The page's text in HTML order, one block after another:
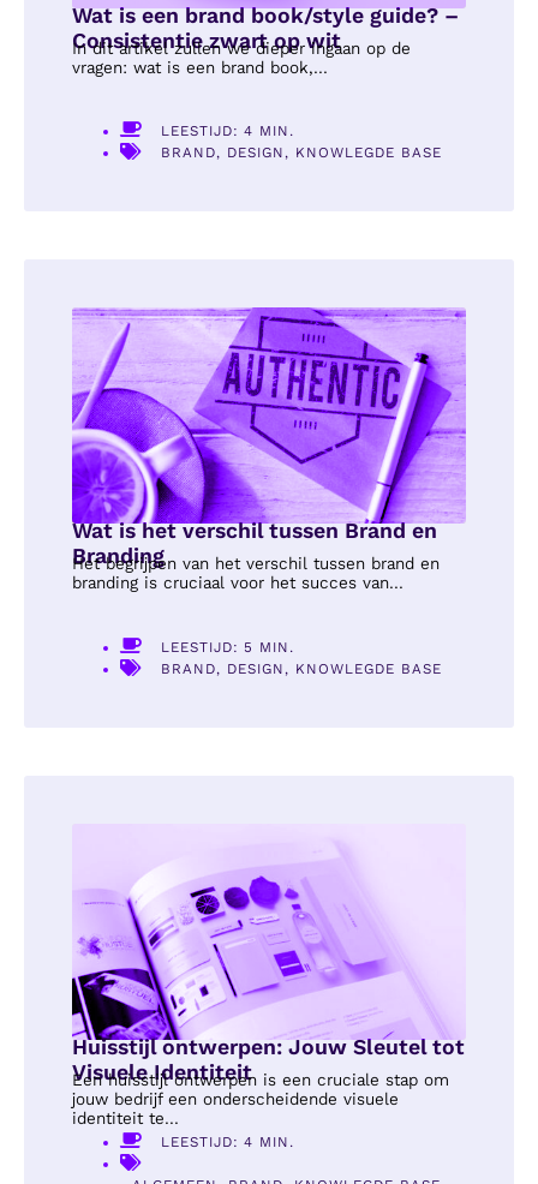
Wat is een brand book/style guide? –
Consistentie zwart op wit
In dit artikel zullen we dieper ingaan op de
vragen: wat is een brand book,...
LEESTIJD: 4 MIN.
BRAND, DESIGN, KNOWLEGDE BASE
Wat is het verschil tussen Brand en
Branding
Het begrijpen van het verschil tussen brand en
branding is cruciaal voor het succes van...
LEESTIJD: 5 MIN.
BRAND, DESIGN, KNOWLEGDE BASE
Huisstijl ontwerpen: Jouw Sleutel tot
Visuele Identiteit
Een huisstijl ontwerpen is een cruciale stap om
jouw bedrijf een onderscheidende visuele
identiteit te...
LEESTIJD: 4 MIN.